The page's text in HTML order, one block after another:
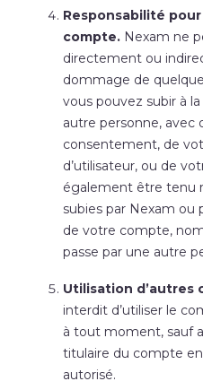
Responsabilité
compte. Nexam ne
directement ou
dommage de
vous pouvez subir à
autre personne, avec
consentement, de
d’utilisateur, ou de
également être tenu
subies par Nexam ou
de votre compte,
passe par une autre
Utilisation d’autres
interdit d’utiliser le
à tout moment, sauf
titulaire du compte
autorisé.